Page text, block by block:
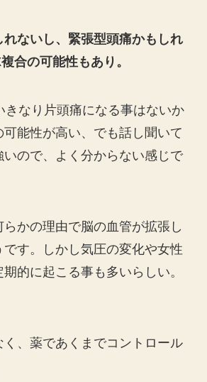
ないし、緊張型頭痛かもしれ
合の可能性もあり。
きなり片頭痛になる事はないか
可能性が高い、でも話し聞いて
いので、よく分からない感じで
かの理由で脳の血管が拡張し
す。しかし気圧の変化や女性
的に起こる事も多いらしい。
、薬であくまでコントロール